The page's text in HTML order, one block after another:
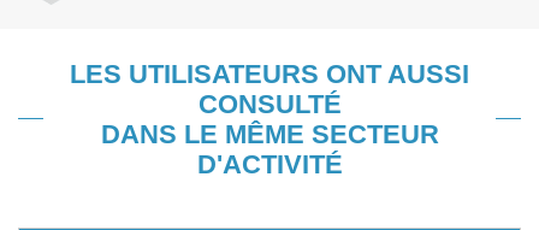
LES UTILISATEURS ONT AUSSI
CONSULTÉ
DANS LE MÊME SECTEUR
D'ACTIVITÉ